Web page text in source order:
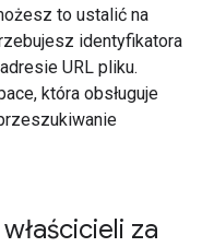
to ustalić na
identyfikatora
URL pliku.
która obsługuje
za